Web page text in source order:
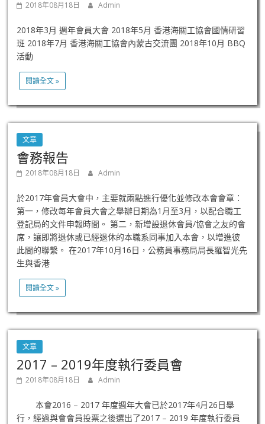
2018年08月18日 Admin
2018年3月 週年會員大會 2018年5月 香港海關工協會國情研習
班 2018年7月 香港海關工協會內蒙古交流團 2018年10月 BBQ
活動
閱讀全文 »
文章
會務報告
2018年08月18日 Admin
於2017年會員大會中，主要就兩點進行優化並修改本會會章：
第一，修改每年會員大會之舉辦日期為1月至3月，以配合職工
登記局的文件申報時間。 第二，新增設退休會員/協會之友的會
席，讓即將退休或已經退休的本職系同事加入本會，以增進彼
此間的聯繫。 在2017年10月16日，公務員事務局局長羅智光先
生與香港
閱讀全文 »
文章
2017 – 2019年度執行委員會
2018年08月18日 Admin
本會2016 – 2017 年度週年大會已於2017年4月26日舉
行，經過與會會員投票之後選出了2017 – 2019 年度執行委員